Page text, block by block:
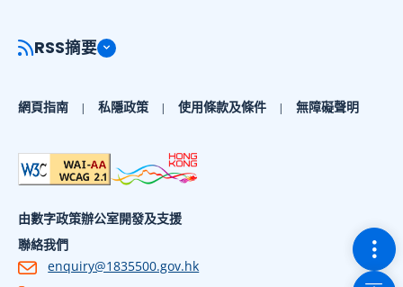
切
回到
RSS摘要
網頁指南 私隱政策 使用條款及條件 無障礙聲明
由數字政策辦公室開發及支援
聯絡我們
enquiry@1835500.gov.hk